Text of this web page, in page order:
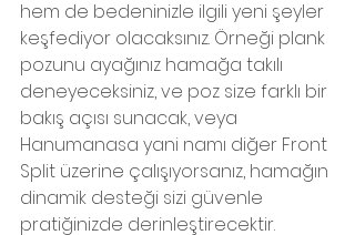
hem de bedeninizle ilgili yeni şeyler
keşfediyor olacaksınız. Örneği plank
pozunu ayağınız hamağa takılı
deneyeceksiniz, ve poz size farklı bir
bakış açısı sunacak, veya
Hanumanasa yani namı diğer Front
Split üzerine çalışıyorsanız, hamağın
dinamik desteği sizi güvenle
pratiğinizde derinleştirecektir.